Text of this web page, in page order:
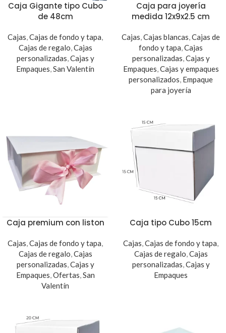
Caja Gigante tipo Cubo
de 48cm
Cajas,Cajas de fondo y tapa,
Cajas de regalo,Cajas
personalizadas,Cajas y
Empaques,San Valentín
Caja para joyería
medida 12x9x2.5 cm
Cajas,Cajas blancas,Cajas de
fondo y tapa,Cajas
personalizadas,Cajas y
Empaques,Cajas y empaques
personalizados, Empaque
para joyería
Caja premium con liston
Cajas,Cajas de fondo y tapa,
Cajas de regalo,Cajas
personalizadas,Cajas y
Empaques,Ofertas,San
Valentín
Caja tipo Cubo 15cm
Cajas,Cajas de fondo y tapa,
Cajas de regalo,Cajas
personalizadas,Cajas y
Empaques